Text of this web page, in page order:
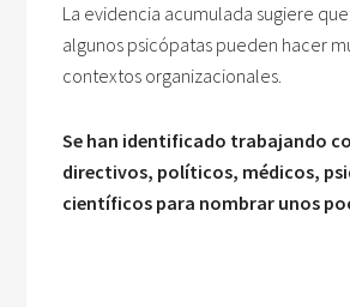
La evidencia acumulada sugiere
algunos psicópatas pueden hacer
contextos organizacionales.
Se han identificado trabajando
directivos, políticos, médicos,
científicos para nombrar unos